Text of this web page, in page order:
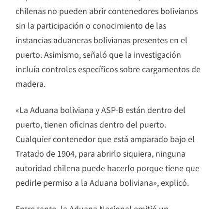
chilenas no pueden abrir contenedores bolivianos
sin la participación o conocimiento de las
instancias aduaneras bolivianas presentes en el
puerto. Asimismo, señaló que la investigación
incluía controles específicos sobre cargamentos de
madera.
«La Aduana boliviana y ASP-B están dentro del
puerto, tienen oficinas dentro del puerto.
Cualquier contenedor que está amparado bajo el
Tratado de 1904, para abrirlo siquiera, ninguna
autoridad chilena puede hacerlo porque tiene que
pedirle permiso a la Aduana boliviana», explicó.